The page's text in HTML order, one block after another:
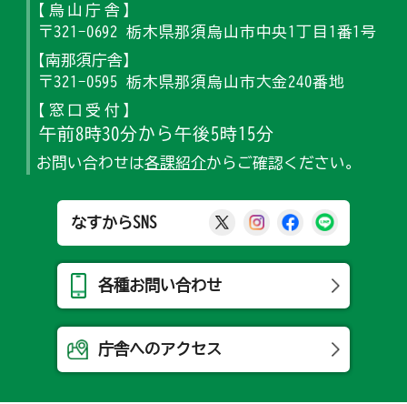
【烏山庁舎】
〒321-0692 栃木県那須烏山市中央1丁目1番1号
【南那須庁舎】
〒321-0595 栃木県那須烏山市大金240番地
【窓口受付】
午前8時30分から午後5時15分
お問い合わせは各課紹介からご確認ください。
なすからSNS 那須烏山市公式X
那須烏山市公式
那須烏山市
各種お問い合わせ
庁舎へのアクセス